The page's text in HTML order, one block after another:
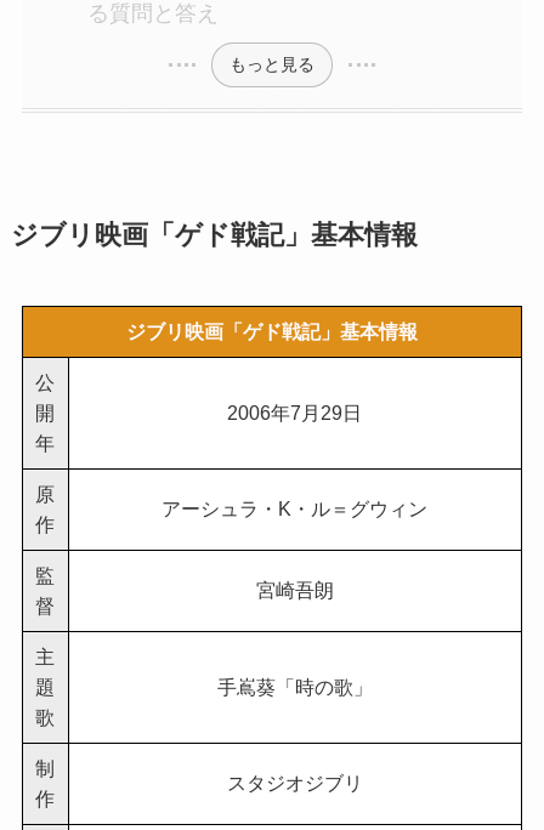
る質問と答え
もっと見る
ジブリ映画「ゲド戦記」基本情報
ジブリ映画「ゲド戦記」基本情報
公
開
年
2006年7月29日
原
作
アーシュラ・K・ル＝グウィン
監
督
宮崎吾朗
主
題
歌
手嶌葵「時の歌」
制
作
スタジオジブリ